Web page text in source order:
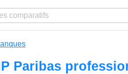
Paribas